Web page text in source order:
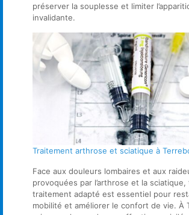
préserver la souplesse et limiter
invalidante.
Traitement arthrose et sciatique à
Face aux douleurs lombaires et aux
provoquées par l’arthrose et la
traitement adapté est essentiel pour
mobilité et améliorer le confort de vie. À